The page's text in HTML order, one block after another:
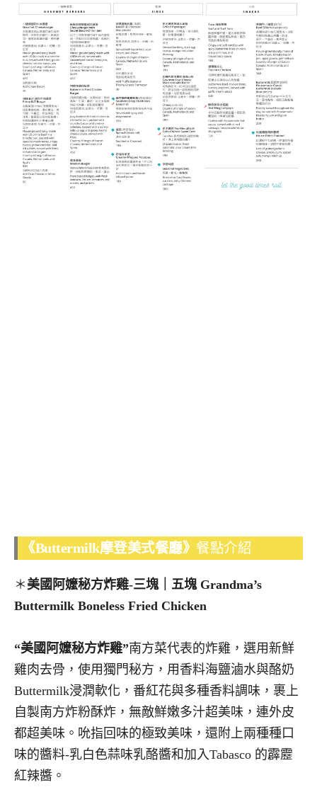
《Buttermilk摩登美式餐廳》 餐點介紹
＊ 美國阿嬤秘方炸雞-三塊｜五塊 Grandma’s
Buttermilk Boneless Fried Chicken
“美國阿嬤秘方炸雞”南方菜代表的炸雞，選用新鮮
雞肉去骨，使用獨門秘方，用香料海鹽滷水與酪奶
Buttermilk浸潤軟化，番紅花與多種香料調味，裹上
自製南方炸粉酥炸，無敵鮮嫩多汁超美味，連外皮
都超美味。吮指回味的極致美味，還附上兩種種口
味的醬料-乳白色蒜味乳酪醬和加入Tabasco 的霹靂
紅辣醬。